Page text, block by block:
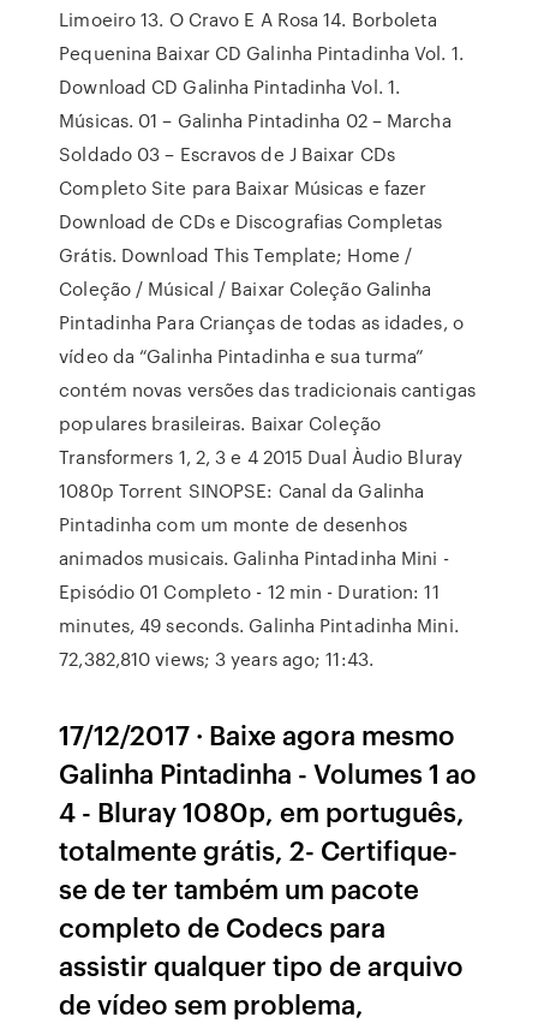
Limoeiro 13. O Cravo E A Rosa 14. Borboleta
Pequenina Baixar CD Galinha Pintadinha Vol. 1.
Download CD Galinha Pintadinha Vol. 1.
Músicas. 01 – Galinha Pintadinha 02 – Marcha
Soldado 03 – Escravos de J Baixar CDs
Completo Site para Baixar Músicas e fazer
Download de CDs e Discografias Completas
Grátis. Download This Template; Home /
Coleção / Músical / Baixar Coleção Galinha
Pintadinha Para Crianças de todas as idades, o
vídeo da “Galinha Pintadinha e sua turma”
contém novas versões das tradicionais cantigas
populares brasileiras. Baixar Coleção
Transformers 1, 2, 3 e 4 2015 Dual Àudio Bluray
1080p Torrent SINOPSE: Canal da Galinha
Pintadinha com um monte de desenhos
animados musicais. Galinha Pintadinha Mini -
Episódio 01 Completo - 12 min - Duration: 11
minutes, 49 seconds. Galinha Pintadinha Mini.
72,382,810 views; 3 years ago; 11:43.
17/12/2017 · Baixe agora mesmo
Galinha Pintadinha - Volumes 1 ao
4 - Bluray 1080p, em português,
totalmente grátis, 2- Certifique-
se de ter também um pacote
completo de Codecs para
assistir qualquer tipo de arquivo
de vídeo sem problema,